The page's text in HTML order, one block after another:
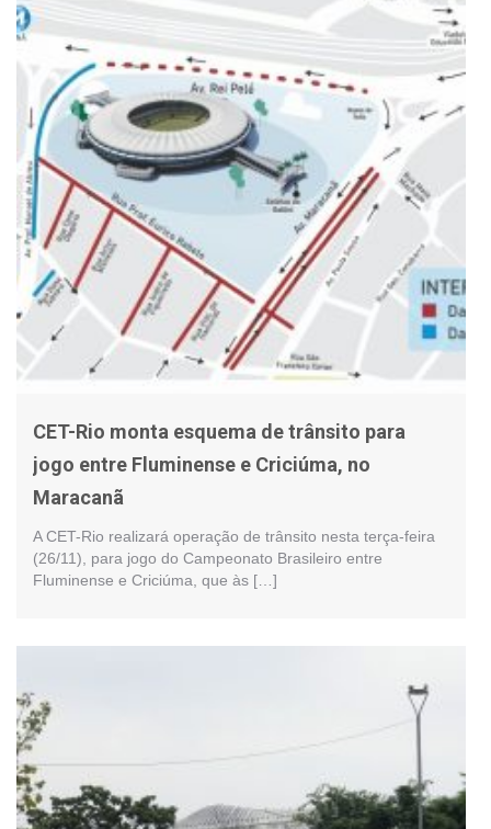
CET-Rio monta esquema de trânsito para
jogo entre Fluminense e Criciúma, no
Maracanã
A CET-Rio realizará operação de trânsito nesta terça-feira
(26/11), para jogo do Campeonato Brasileiro entre
Fluminense e Criciúma, que às […]